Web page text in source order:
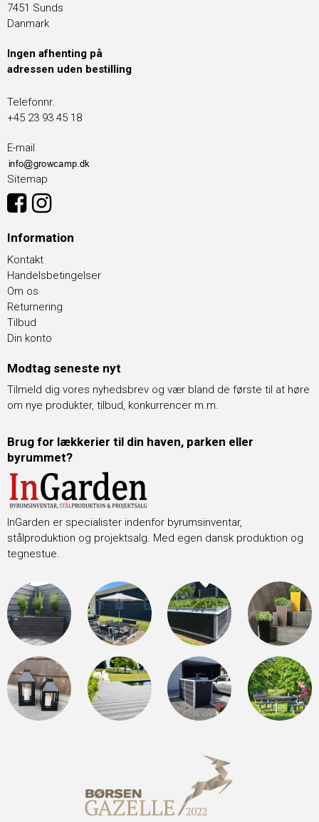
7451 Sunds
Danmark
Ingen afhenting på
adressen uden bestilling
Telefonnr.
+45 23 93 45 18
E-mail
Sitemap
Information
Kontakt
Handelsbetingelser
Om os
Returnering
Tilbud
Din konto
Modtag seneste nyt
Tilmeld dig vores nyhedsbrev og vær bland de første til at høre
om nye produkter, tilbud, konkurrencer m.m.
Brug for lækkerier til din haven, parken eller
byrummet?
InGarden er specialister indenfor byrumsinventar,
stålproduktion og projektsalg. Med egen dansk produktion og
tegnestue.